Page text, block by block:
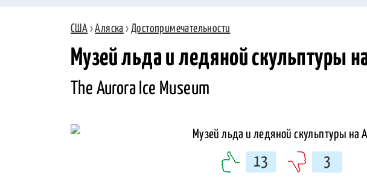
США ›Аляска ›Достопримечательности
Музей льда и ледяной скульптуры
The Aurora Ice Museum
13 3